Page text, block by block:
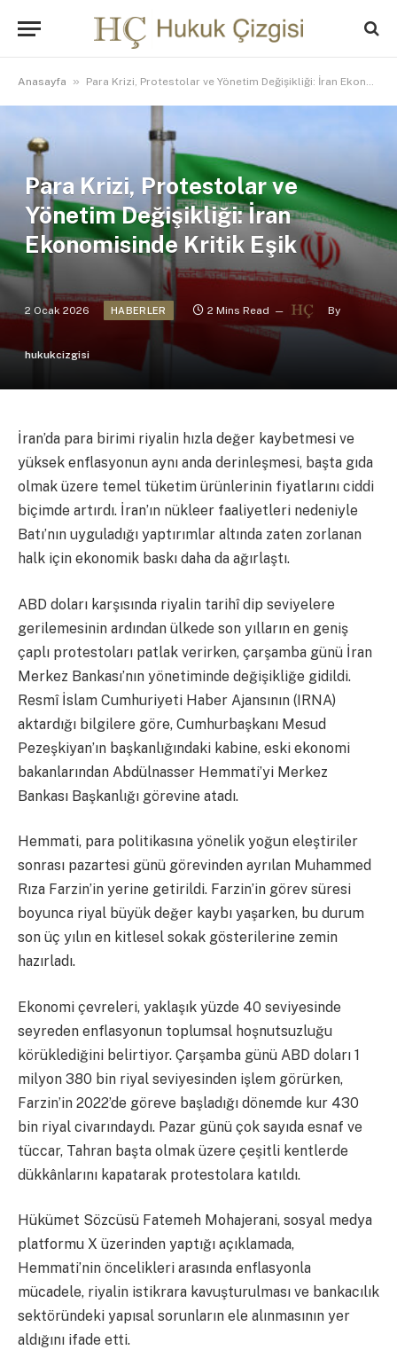
Anasayfa » Para Krizi, Protestolar ve Yönetim Değişikliği: İran Ekonomisinde Kritik Eşik
Para Krizi, Protestolar ve
Yönetim Değişikliği: İran
Ekonomisinde Kritik Eşik
2 Ocak 2026 HABERLER 2 Mins Read By
hukukcizgisi
İran’da para birimi riyalin hızla değer kaybetmesi ve
yüksek enflasyonun aynı anda derinleşmesi, başta gıda
olmak üzere temel tüketim ürünlerinin fiyatlarını ciddi
biçimde artırdı. İran’ın nükleer faaliyetleri nedeniyle
Batı’nın uyguladığı yaptırımlar altında zaten zorlanan
halk için ekonomik baskı daha da ağırlaştı.
ABD doları karşısında riyalin tarihî dip seviyelere
gerilemesinin ardından ülkede son yılların en geniş
çaplı protestoları patlak verirken, çarşamba günü İran
Merkez Bankası’nın yönetiminde değişikliğe gidildi.
Resmî İslam Cumhuriyeti Haber Ajansının (IRNA)
aktardığı bilgilere göre, Cumhurbaşkanı Mesud
Pezeşkiyan’ın başkanlığındaki kabine, eski ekonomi
bakanlarından Abdülnasser Hemmati’yi Merkez
Bankası Başkanlığı görevine atadı.
Hemmati, para politikasına yönelik yoğun eleştiriler
sonrası pazartesi günü görevinden ayrılan Muhammed
Rıza Farzin’in yerine getirildi. Farzin’in görev süresi
boyunca riyal büyük değer kaybı yaşarken, bu durum
son üç yılın en kitlesel sokak gösterilerine zemin
hazırladı.
Ekonomi çevreleri, yaklaşık yüzde 40 seviyesinde
seyreden enflasyonun toplumsal hoşnutsuzluğu
körüklediğini belirtiyor. Çarşamba günü ABD doları 1
milyon 380 bin riyal seviyesinden işlem görürken,
Farzin’in 2022’de göreve başladığı dönemde kur 430
bin riyal civarındaydı. Pazar günü çok sayıda esnaf ve
tüccar, Tahran başta olmak üzere çeşitli kentlerde
dükkânlarını kapatarak protestolara katıldı.
Hükümet Sözcüsü Fatemeh Mohajerani, sosyal medya
platformu X üzerinden yaptığı açıklamada,
Hemmati’nin öncelikleri arasında enflasyonla
mücadele, riyalin istikrara kavuşturulması ve bankacılık
sektöründeki yapısal sorunların ele alınmasının yer
aldığını ifade etti.